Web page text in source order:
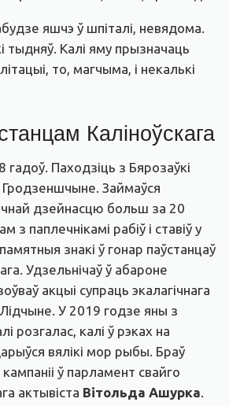
яшчэ ў шпіталі, невядома.
тыдняў. Калі яму прызначаць
то, магчыма, і некалькі
Каліноўскага
гадоў. Паходзіць з Бярозаўкі
Гродзеншчыне. Займаўся
дзейнасцю больш за 20
з паплечнікамі рабіў і ставіў у
знакі ў гонар паўстанцаў
Удзельнічаў ў абароне
акцыі супраць экалагічнага
У 2019 годзе яны з
розгалас, калі ў рэках на
вялікі мор рыбы. Браў
ў парламент свайго
актывіста Вітольда Ашурка